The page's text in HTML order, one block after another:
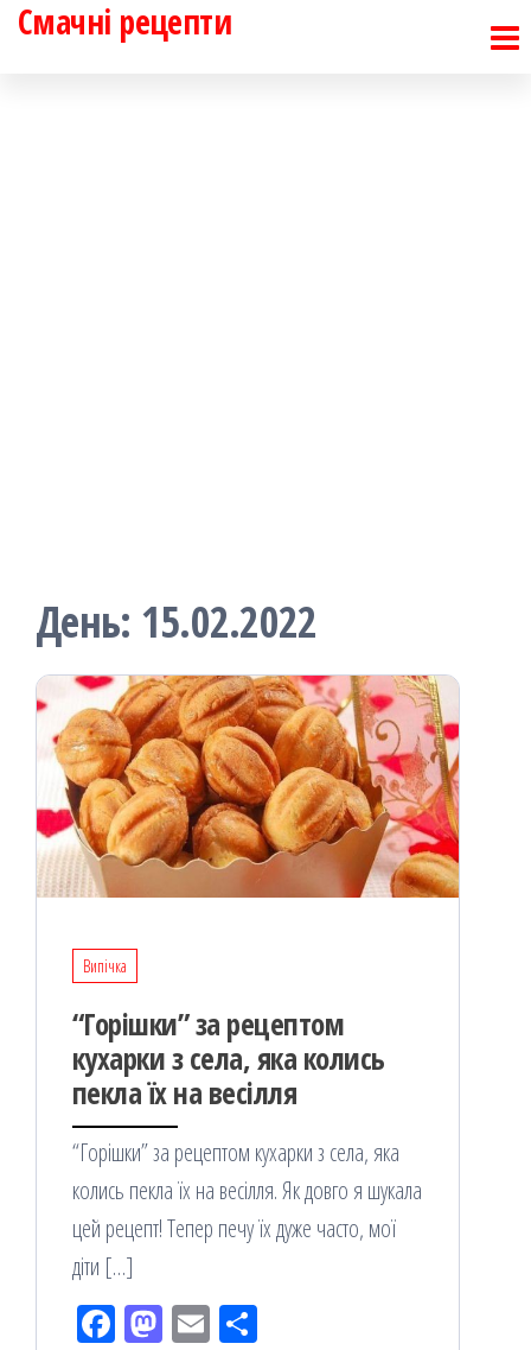
Перейти
Смачні рецепти
День: 15.02.2022
Випічка
“Горішки” за рецептом
кухарки з села, яка колись
пекла їх на весілля
“Горішки” за рецептом кухарки з села, яка
колись пекла їх на весілля. Як довго я шукала
цей рецепт! Тепер печу їх дуже часто, мої
діти […]
Fac M Em